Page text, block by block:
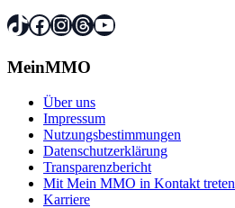
TikTok
Facebook
Instagram
Threads
YouTube
MeinMMO
Über uns
Impressum
Nutzungsbestimmungen
Datenschutzerklärung
Transparenzbericht
Mit Mein MMO in Kontakt treten
Karriere